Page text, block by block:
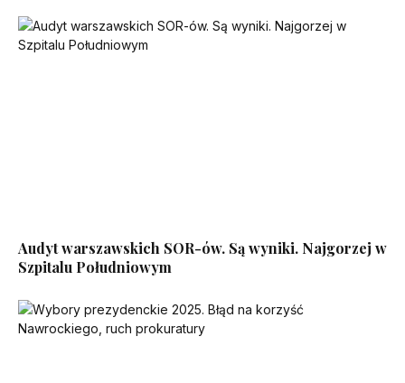
Audyt warszawskich SOR-ów. Są wyniki. Najgorzej w
Szpitalu Południowym